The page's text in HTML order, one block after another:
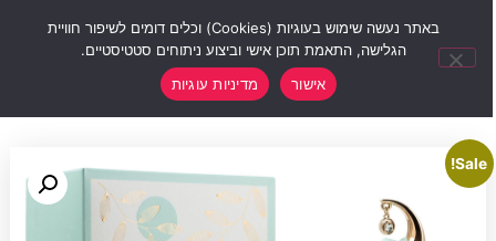
Sale!
באתר נעשה שימוש בעוגיות (Cookies) וכלים דומים לשיפור חוויית
הגלישה, התאמת תוכן אישי וביצוע ניתוחים סטטיסטיים.
אישור
מדיניות עוגיות